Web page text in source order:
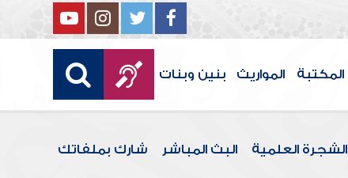
المكتبة المواريث بنين وبنات
الشجرة العلمية البث المباشر شارك بملفاتك